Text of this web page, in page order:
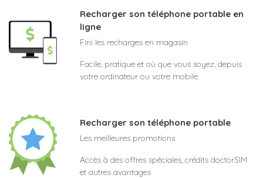
Recharger son téléphone portable en
ligne
Fini les recharges en magasin
Facile, pratique et où que vous soyez, depuis
votre ordinateur ou votre mobile
Recharger son téléphone portable
Les meilleures promotions
Accès à des offres spéciales, crédits doctorSIM
et autres avantages